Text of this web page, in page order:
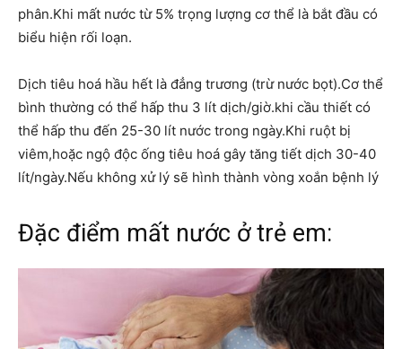
phân.Khi mất nước từ 5% trọng lượng cơ thể là bắt đầu có
biểu hiện rối loạn.
Dịch tiêu hoá hầu hết là đẳng trương (trừ nước bọt).Cơ thể
bình thường có thể hấp thu 3 lít dịch/giờ.khi cầu thiết có
thể hấp thu đến 25-30 lít nước trong ngày.Khi ruột bị
viêm,hoặc ngộ độc ống tiêu hoá gây tăng tiết dịch 30-40
lít/ngày.Nếu không xử lý sẽ hình thành vòng xoắn bệnh lý
Đặc điểm mất nước ở trẻ em: